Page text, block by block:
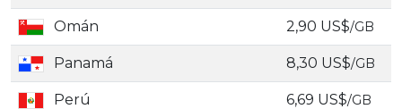
Omán 2,90 US$/GB
Panamá 8,30 US$/GB
Perú 6,69 US$/GB